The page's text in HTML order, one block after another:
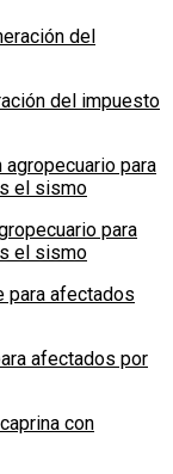
del impuesto
para
el sismo
afectados por